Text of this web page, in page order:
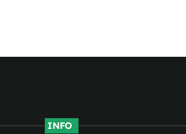
INFO